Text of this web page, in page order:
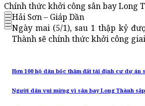
Chính thức khởi công sân bay Long
Hải Sơn – Giáp Dần
Ngày mai (5/1), sau 1 thập kỷ
Thành sẽ chính thức khởi công
Hơn 100 hộ dân bốc thăm đất tái định cư dự án
Người dân vui mừng vì sân bay Long Thành